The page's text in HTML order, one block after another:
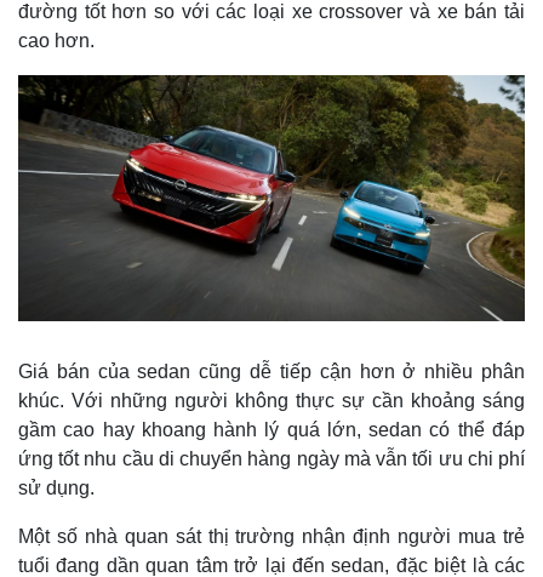
đường tốt hơn so với các loại xe crossover và xe bán tải
cao hơn.
Giá bán của sedan cũng dễ tiếp cận hơn ở nhiều phân
khúc. Với những người không thực sự cần khoảng sáng
gầm cao hay khoang hành lý quá lớn, sedan có thể đáp
ứng tốt nhu cầu di chuyển hàng ngày mà vẫn tối ưu chi phí
sử dụng.
Một số nhà quan sát thị trường nhận định người mua trẻ
tuổi đang dần quan tâm trở lại đến sedan, đặc biệt là các